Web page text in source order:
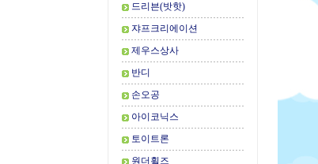
드리븐(밧핫)
쟈프크리에이션
제우스상사
반디
손오공
아이코닉스
토이트론
원더휠즈